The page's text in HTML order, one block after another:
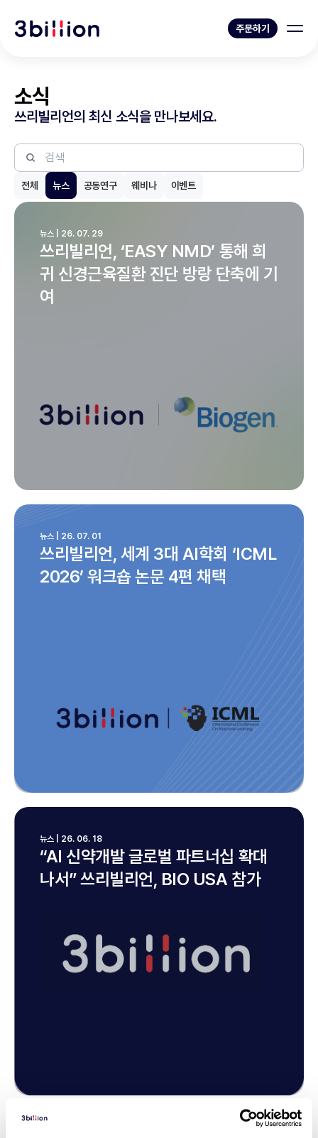
주문하기
소식
쓰리빌리언의 최신 소식을 만나보세요.
전체 뉴스 공동연구 웨비나 이벤트
쓰리빌리언, ‘EASY NMD’ 통해 희
귀 신경근육질환 진단 방랑 단축에 기
여
뉴스 | 26. 07. 29
쓰리빌리언, 세계 3대 AI학회 ‘ICML
2026’ 워크숍 논문 4편 채택
뉴스 | 26. 07. 01
“AI 신약개발 글로벌 파트너십 확대
나서” 쓰리빌리언, BIO USA 참가
뉴스 | 26. 06. 18